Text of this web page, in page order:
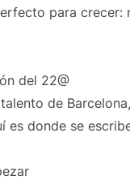
para
del 22@
de
es donde se